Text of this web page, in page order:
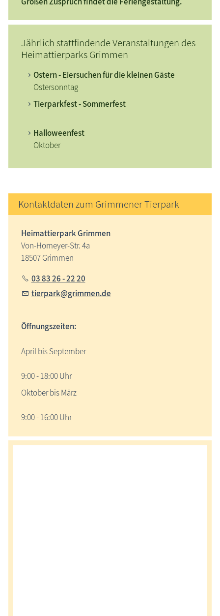
Jährlich stattfindende Veranstaltungen des
Heimattierparks Grimmen
Ostern - Eiersuchen für die kleinen Gäste
Ostersonntag
Tierparkfest -Sommerfest
Halloweenfest
Oktober
Kontaktdaten zum Grimmener Tierpark
Heimattierpark Grimmen
Von-Homeyer-Str. 4a
18507 Grimmen
03 83 26 - 22 20
tierpark@grimmen.de
Öffnungszeiten:
April bis September
9:00 - 18:00 Uhr
Oktober bis März
9:00 - 16:00 Uhr